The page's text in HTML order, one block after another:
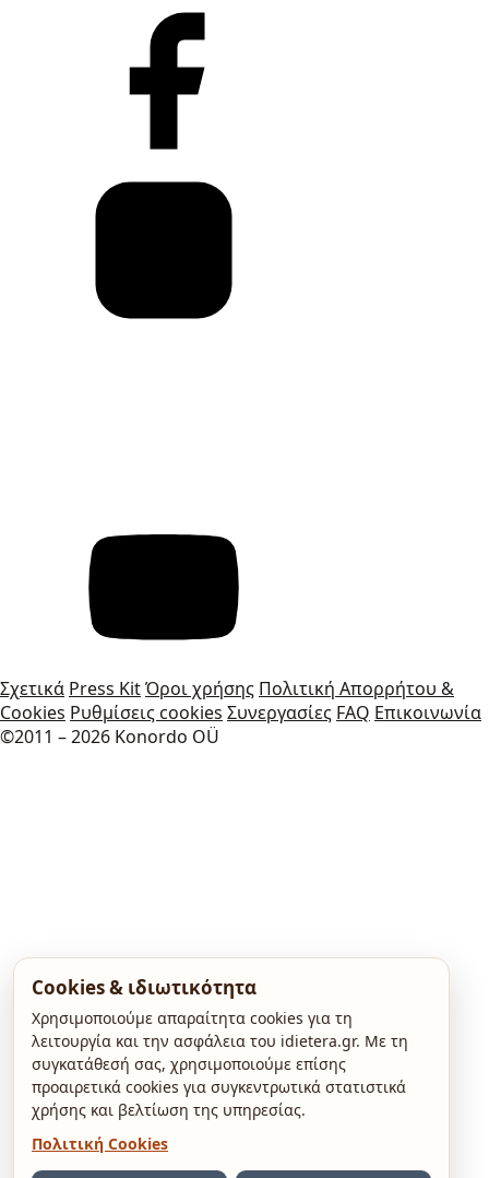
Σχετικά Press KitΌροι χρήσης Πολιτική Απορρήτου &
Cookies Ρυθμίσεις cookies Συνεργασίες FAQ Επικοινωνία
©2011 – 2026 Konordo OÜ
Cookies & ιδιωτικότητα
Χρησιμοποιούμε απαραίτητα cookies για τη
λειτουργία και την ασφάλεια του idietera.gr. Με τη
συγκατάθεσή σας, χρησιμοποιούμε επίσης
προαιρετικά cookies για συγκεντρωτικά στατιστικά
χρήσης και βελτίωση της υπηρεσίας.
Πολιτική Cookies